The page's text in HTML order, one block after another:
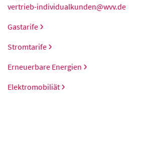
vertrieb-individualkunden@wvv.de
Gastarife
Stromtarife
Erneuerbare Energien
Elektromobiliät